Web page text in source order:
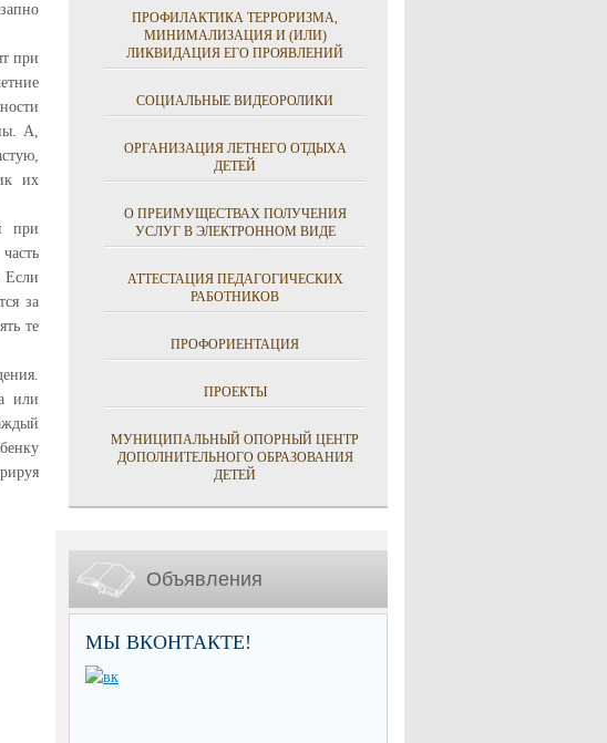
при
А,
их
при
Если
за
те
или
ПРОФИЛАКТИКА ТЕРРОРИЗМА,
МИНИМАЛИЗАЦИЯ И (ИЛИ)
ЛИКВИДАЦИЯ ЕГО ПРОЯВЛЕНИЙ
СОЦИАЛЬНЫЕ ВИДЕОРОЛИКИ
ОРГАНИЗАЦИЯ ЛЕТНЕГО ОТДЫХА
ДЕТЕЙ
О ПРЕИМУЩЕСТВАХ ПОЛУЧЕНИЯ
УСЛУГ В ЭЛЕКТРОННОМ ВИДЕ
АТТЕСТАЦИЯ ПЕДАГОГИЧЕСКИХ
РАБОТНИКОВ
ПРОФОРИЕНТАЦИЯ
ПРОЕКТЫ
МУНИЦИПАЛЬНЫЙ ОПОРНЫЙ ЦЕНТР
ДОПОЛНИТЕЛЬНОГО ОБРАЗОВАНИЯ
ДЕТЕЙ
Объявления
МЫ ВКОНТАКТЕ!